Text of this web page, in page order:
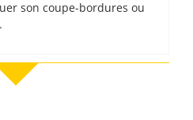
son coupe-bordures ou